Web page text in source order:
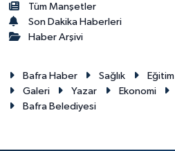
Tüm Manşetler
Son Dakika Haberleri
Haber Arşivi
Bafra Haber Sağlık Eğitim
Galeri
Yazar Ekonomi
Bafra Belediyesi